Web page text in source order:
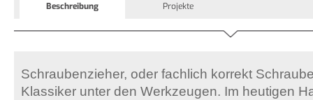
Beschreibung Projekte
Schraubenzieher, oder fachlich korrekt
Klassiker unter den Werkzeugen. Im heutigen